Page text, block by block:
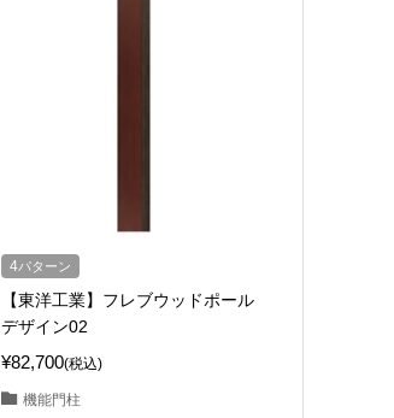
4パターン
【東洋工業】フレブウッドポール
デザイン02
¥82,700(税込)
機能門柱